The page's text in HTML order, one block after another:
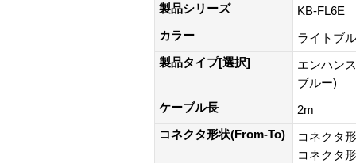
製品シリーズ
KB-FL6E
カラー
ライトブ
製品タイプ[選択]
エンハン
ブルー)
ケーブル長
2m
コネクタ形状(From-To)
コネクタ
コネクタ